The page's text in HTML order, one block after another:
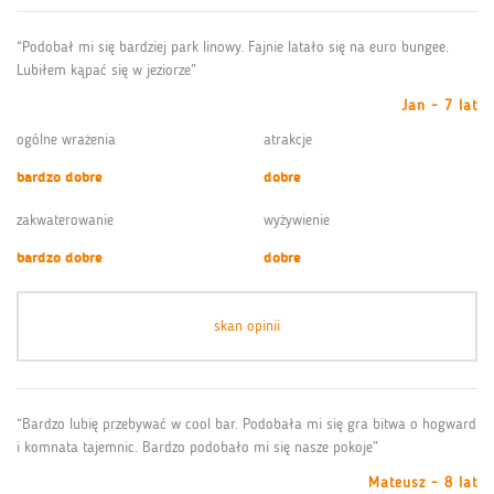
“Podobał mi się bardziej park linowy. Fajnie latało się na euro bungee.
Lubiłem kąpać się w jeziorze”
Jan - 7 lat
ogólne wrażenia
bardzo dobre
atrakcje
dobre
zakwaterowanie
bardzo dobre
wyżywienie
dobre
skan opinii
“Bardzo lubię przebywać w cool bar. Podobała mi się gra bitwa o hogward
i komnata tajemnic. Bardzo podobało mi się nasze pokoje”
Mateusz - 8 lat